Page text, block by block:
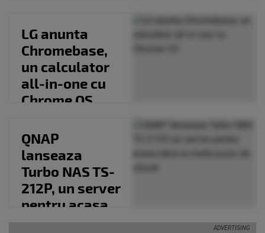
LG anunta
Chromebase,
un calculator
all-in-one cu
Chrome OS
QNAP
lanseaza
Turbo NAS TS-
212P, un server
pentru acasa